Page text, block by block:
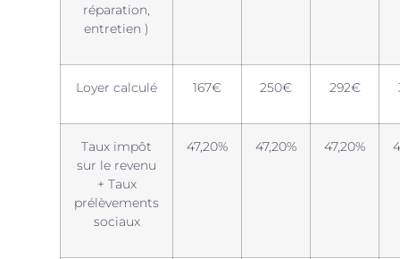
réparation,
entretien )
Loyer calculé 167€ 250€ 292€
Taux impôt
sur le revenu
+ Taux
prélèvements
sociaux
47,20% 47,20% 47,20%